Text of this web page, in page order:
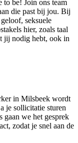
be! Join ons team
die past bij jou. Bij
seksuele
hier, zoals taal
jij nodig hebt, ook in
in Milsbeek wordt
je sollicitatie sturen
gaan we het gesprek
zodat je snel aan de